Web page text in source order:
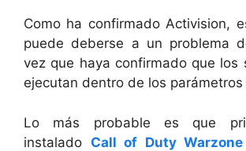
Como ha confirmado Activision,
puede deberse a un problema
vez que haya confirmado que los
ejecutan dentro de los parámetros
Lo más probable es que
instalado Call of Duty Warzone